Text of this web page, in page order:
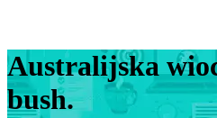
Australijska
bush.